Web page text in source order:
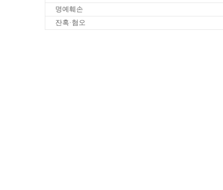
명예훼손
잔혹·혐오